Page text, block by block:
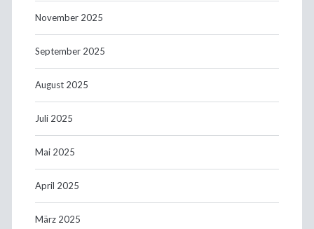
November 2025
September 2025
August 2025
Juli 2025
Mai 2025
April 2025
März 2025